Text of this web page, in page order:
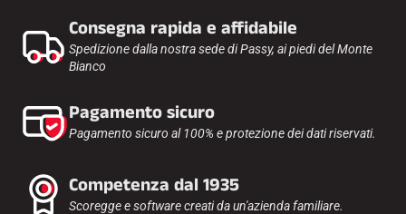
Consegna rapida e affidabile
Spedizione dalla nostra sede di Passy, ai piedi del Monte
Bianco
Pagamento sicuro
Pagamento sicuro al 100% e protezione dei dati riservati.
Competenza dal 1935
Scoregge e software creati da un'azienda familiare.